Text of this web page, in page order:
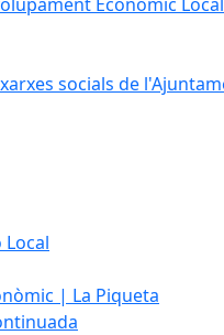
socials de
| La Piqueta